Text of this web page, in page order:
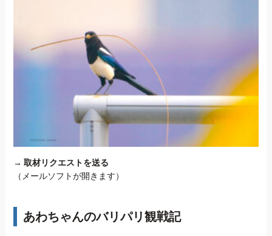
→ 取材リクエストを送る
（メールソフトが開きます）
あわちゃんのバリパリ観戦記